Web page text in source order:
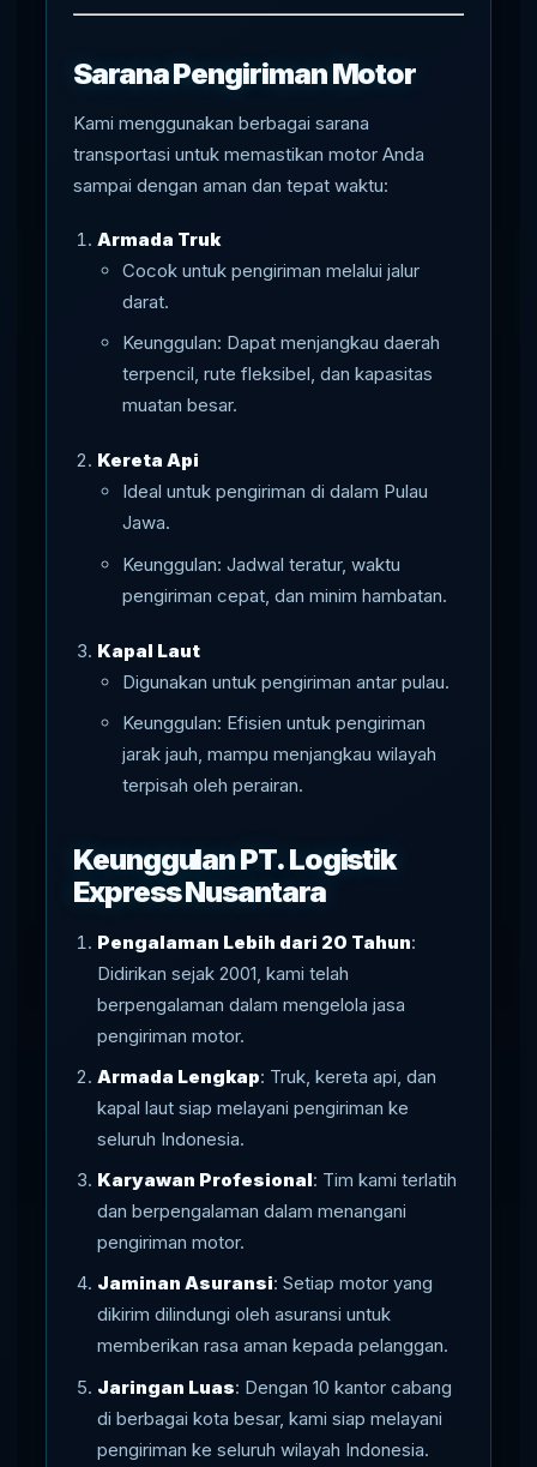
Sarana Pengiriman Motor
Kami menggunakan berbagai sarana
transportasi untuk memastikan motor Anda
sampai dengan aman dan tepat waktu:
Armada Truk
Cocok untuk pengiriman melalui jalur
darat.
Keunggulan: Dapat menjangkau daerah
terpencil, rute fleksibel, dan kapasitas
muatan besar.
Kereta Api
Ideal untuk pengiriman di dalam Pulau
Jawa.
Keunggulan: Jadwal teratur, waktu
pengiriman cepat, dan minim hambatan.
Kapal Laut
Digunakan untuk pengiriman antar pulau.
Keunggulan: Efisien untuk pengiriman
jarak jauh, mampu menjangkau wilayah
terpisah oleh perairan.
Keunggulan PT. Logistik
Express Nusantara
Pengalaman Lebih dari 20 Tahun:
Didirikan sejak 2001, kami telah
berpengalaman dalam mengelola jasa
pengiriman motor.
Armada Lengkap: Truk, kereta api, dan
kapal laut siap melayani pengiriman ke
seluruh Indonesia.
Karyawan Profesional: Tim kami terlatih
dan berpengalaman dalam menangani
pengiriman motor.
Jaminan Asuransi: Setiap motor yang
dikirim dilindungi oleh asuransi untuk
memberikan rasa aman kepada pelanggan.
Jaringan Luas: Dengan 10 kantor cabang
di berbagai kota besar, kami siap melayani
pengiriman ke seluruh wilayah Indonesia.